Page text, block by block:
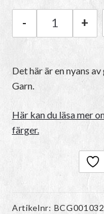
BC Garn
- +
Det här är en nyans
Garn.
Här kan du läsa mer
färger.
Artikelnr: BCG001032